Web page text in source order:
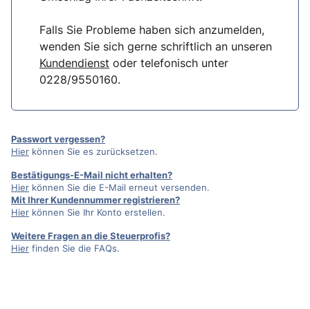
Falls Sie Probleme haben sich anzumelden,
wenden Sie sich gerne schriftlich an unseren
Kundendienst oder telefonisch unter
0228/9550160.
Passwort vergessen?
Hier können Sie es zurücksetzen.
Bestätigungs-E-Mail nicht erhalten?
Hier können Sie die E-Mail erneut versenden.
Mit Ihrer Kundennummer registrieren?
Hier können Sie Ihr Konto erstellen.
Weitere Fragen an die Steuerprofis?
Hier finden Sie die FAQs.